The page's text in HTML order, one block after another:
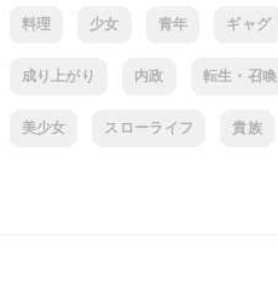
料理 少女 青年 ギャグ
成り上がり 内政 転生・召喚
美少女 スローライフ 貴族